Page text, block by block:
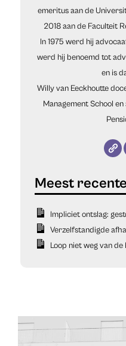
emeritus aan de
2018 aan de Faculteit
In 1975 werd hij
werd hij benoemd tot
en is
Willy van Eeckhoutte
Management School
Impliciet ontslag:
Verzelfstandigde
Loop niet weg van de